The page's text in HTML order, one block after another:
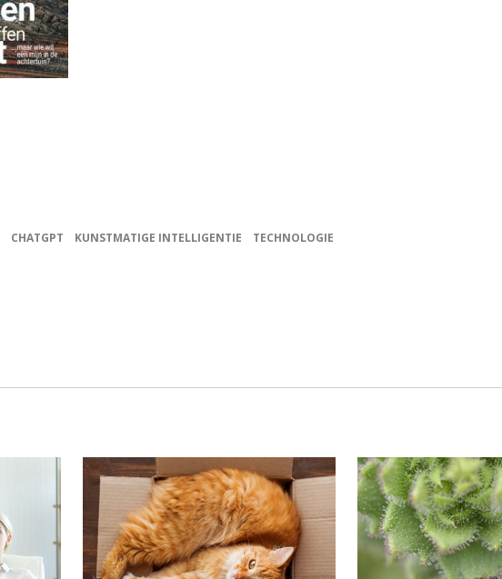
CHATGPT KUNSTMATIGE INTELLIGENTIE TECHNOLOGIE